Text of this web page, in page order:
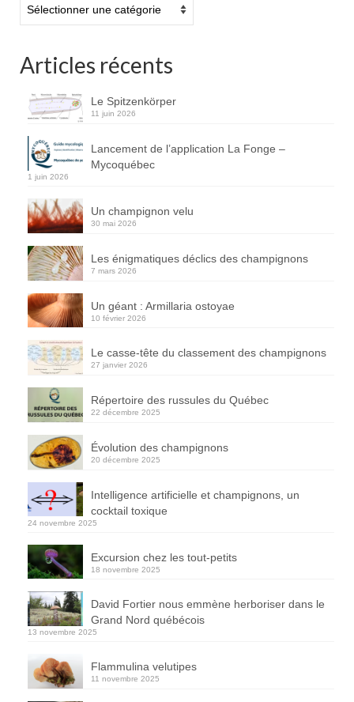
Articles récents
Le Spitzenkörper
11 juin 2026
Lancement de l’application La Fonge –
Mycoquébec
1 juin 2026
Un champignon velu
30 mai 2026
Les énigmatiques déclics des champignons
7 mars 2026
Un géant : Armillaria ostoyae
10 février 2026
Le casse-tête du classement des champignons
27 janvier 2026
Répertoire des russules du Québec
22 décembre 2025
Évolution des champignons
20 décembre 2025
Intelligence artificielle et champignons, un
cocktail toxique
24 novembre 2025
Excursion chez les tout-petits
18 novembre 2025
David Fortier nous emmène herboriser dans le
Grand Nord québécois
13 novembre 2025
Flammulina velutipes
11 novembre 2025